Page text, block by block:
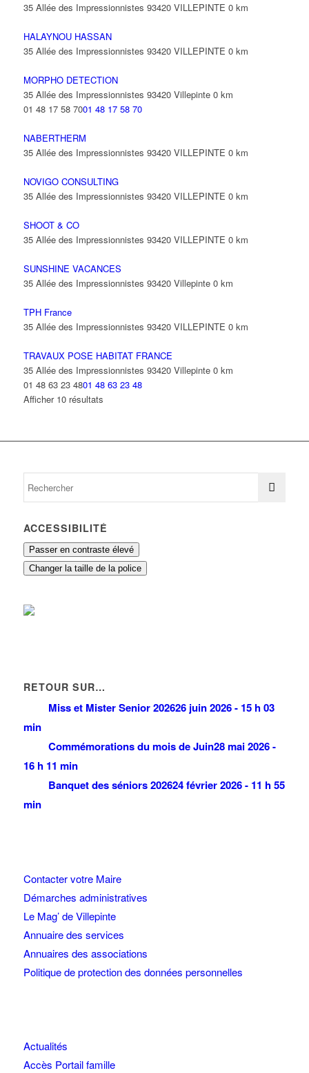
35 Allée des Impressionnistes 93420 VILLEPINTE 0 km
HALAYNOU HASSAN
35 Allée des Impressionnistes 93420 VILLEPINTE 0 km
MORPHO DETECTION
35 Allée des Impressionnistes 93420 Villepinte 0 km
01 48 17 58 7001 48 17 58 70
NABERTHERM
35 Allée des Impressionnistes 93420 VILLEPINTE 0 km
NOVIGO CONSULTING
35 Allée des Impressionnistes 93420 VILLEPINTE 0 km
SHOOT & CO
35 Allée des Impressionnistes 93420 VILLEPINTE 0 km
SUNSHINE VACANCES
35 Allée des Impressionnistes 93420 Villepinte 0 km
TPH France
35 Allée des Impressionnistes 93420 VILLEPINTE 0 km
TRAVAUX POSE HABITAT FRANCE
35 Allée des Impressionnistes 93420 Villepinte 0 km
01 48 63 23 4801 48 63 23 48
Afficher 10 résultats
ACCESSIBILITÉ
Passer en contraste élevé
Changer la taille de la police
RETOUR SUR…
Miss et Mister Senior 202626 juin 2026 - 15 h 03
min
Commémorations du mois de Juin28 mai 2026 -
16 h 11 min
Banquet des séniors 202624 février 2026 - 11 h 55
min
Contacter votre Maire
Démarches administratives
Le Mag’ de Villepinte
Annuaire des services
Annuaires des associations
Politique de protection des données personnelles
Actualités
Accès Portail famille